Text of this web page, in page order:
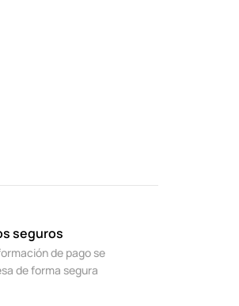
seguros
de pago se
de forma segura